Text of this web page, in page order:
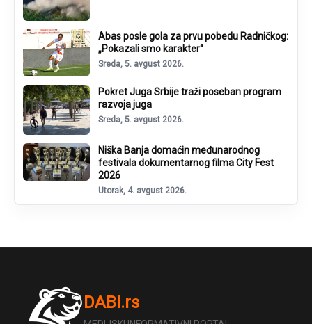
Abas posle gola za prvu pobedu Radničkog:
„Pokazali smo karakter“
Sreda, 5. avgust 2026.
Pokret Juga Srbije traži poseban program
razvoja juga
Sreda, 5. avgust 2026.
Niška Banja domaćin međunarodnog
festivala dokumentarnog filma City Fest
2026
Utorak, 4. avgust 2026.
DABI.rs